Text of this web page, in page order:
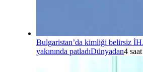
Bulgaristan’da kimliği belirsiz
yakınında patladıDünyadan4